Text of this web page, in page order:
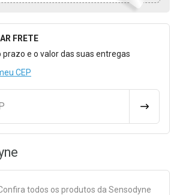
Calcular o Frete
FRETE
prazo e o valor das suas entregas
CEP
todos os produtos da Sensodyne